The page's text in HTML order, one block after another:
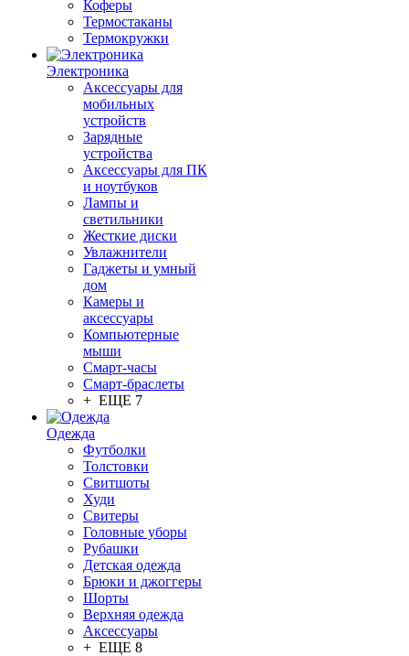
Коферы
Термостаканы
Термокружки
Электроника
Аксессуары для
мобильных
устройств
Зарядные
устройства
Аксессуары для ПК
и ноутбуков
Лампы и
светильники
Жесткие диски
Увлажнители
Гаджеты и умный
дом
Камеры и
аксессуары
Компьютерные
мыши
Смарт-часы
Смарт-браслеты
+ ЕЩЕ 7
Одежда
Футболки
Толстовки
Свитшоты
Худи
Свитеры
Головные уборы
Рубашки
Детская одежда
Брюки и джоггеры
Шорты
Верхняя одежда
Аксессуары
+ ЕЩЕ 8